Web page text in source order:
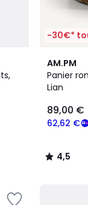
-30€*
AM.PM
Panier
Lian
62,62 €
89,00 €
4,5
/ 5
4,5
/